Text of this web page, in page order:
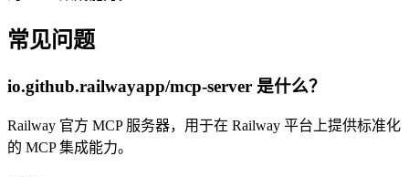
常见问题
io.github.railwayapp/mcp-server 是什么？
Railway 官方 MCP 服务器，用于在 Railway 平台上提供标准化
的 MCP 集成能力。